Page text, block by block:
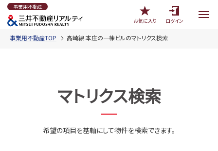
事業用不動産
お気に入り
ログイン
事業用不動産TOP 高崎線 本庄の一棟ビルのマトリクス検索
マトリクス検索
希望の項目を基軸にして物件を検索できます。